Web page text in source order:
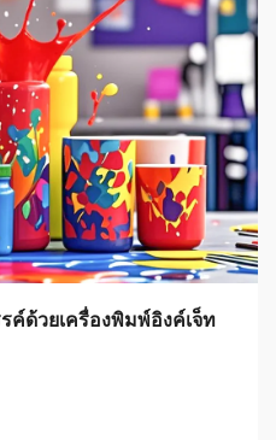
ค์ด้วยเครื่องพิมพ์อิงค์เจ็ท